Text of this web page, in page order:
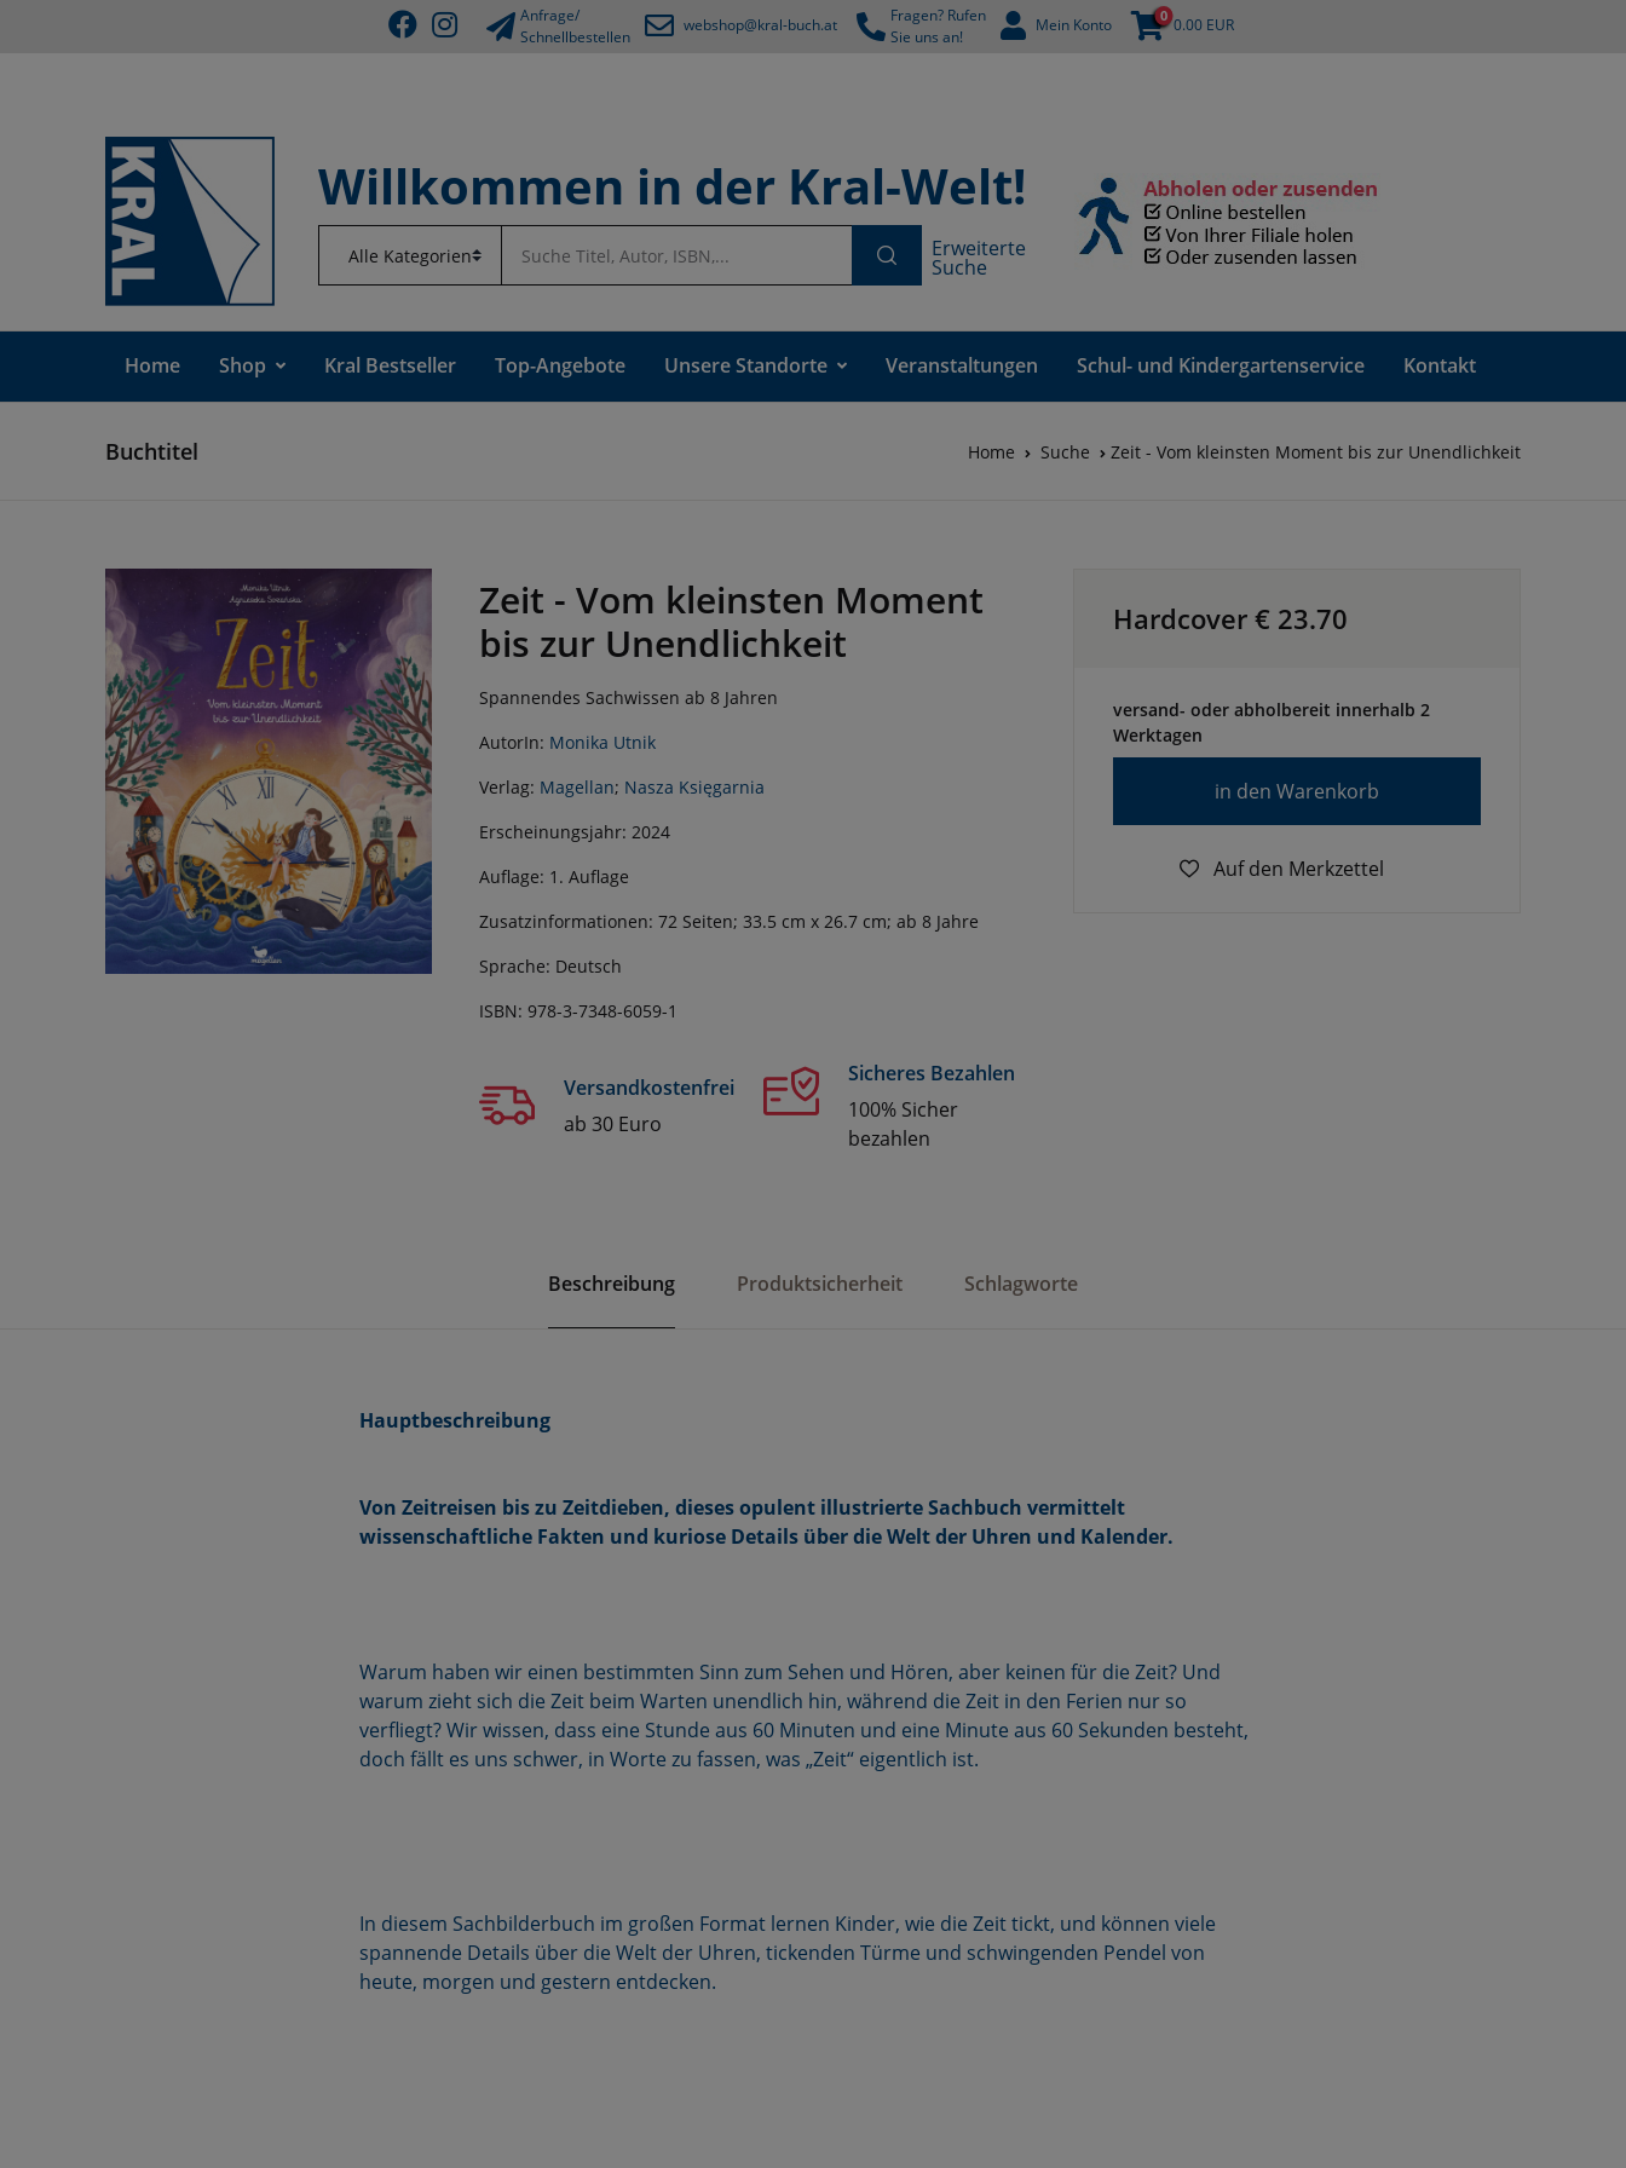
Anfrage/
Schnellbestellen
webshop@kral-buch.at
Fragen? Rufen
Sie uns an!
Mein Konto 0 0.00EUR
Willkommen in der Kral-Welt!
Erweiterte
Suche
Home Shop Kral Bestseller Top-Angebote Unsere Standorte Veranstaltungen Schul- und Kindergartenservice Kontakt
Buchtitel Home Suche Zeit - Vom kleinsten Moment bis zur Unendlichkeit
Zeit - Vom kleinsten Moment
bis zur Unendlichkeit
Spannendes Sachwissen ab 8 Jahren
AutorIn: Monika Utnik
Verlag: Magellan; Nasza Księgarnia
Erscheinungsjahr: 2024
Auflage: 1. Auflage
Zusatzinformationen: 72 Seiten; 33.5 cm x 26.7 cm; ab 8 Jahre
Sprache: Deutsch
ISBN: 978-3-7348-6059-1
Versandkostenfrei
ab 30 Euro
Sicheres Bezahlen
100% Sicher
bezahlen
Hardcover € 23.70
versand- oder abholbereit innerhalb 2
Werktagen
in den Warenkorb
Auf den Merkzettel
Beschreibung Produktsicherheit Schlagworte
Hauptbeschreibung
Von Zeitreisen bis zu Zeitdieben, dieses opulent illustrierte Sachbuch vermittelt
wissenschaftliche Fakten und kuriose Details über die Welt der Uhren und Kalender.
Warum haben wir einen bestimmten Sinn zum Sehen und Hören, aber keinen für die Zeit? Und
warum zieht sich die Zeit beim Warten unendlich hin, während die Zeit in den Ferien nur so
verfliegt? Wir wissen, dass eine Stunde aus 60 Minuten und eine Minute aus 60 Sekunden besteht,
doch fällt es uns schwer, in Worte zu fassen, was „Zeit“ eigentlich ist.
In diesem Sachbilderbuch im großen Format lernen Kinder, wie die Zeit tickt, und können viele
spannende Details über die Welt der Uhren, tickenden Türme und schwingenden Pendel von
heute, morgen und gestern entdecken.